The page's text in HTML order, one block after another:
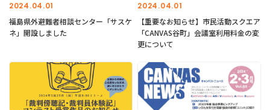
2024.04.01
福島県外避難者相談センター「サスケ
ネ」開設しました
2024.04.01
【重要なお知らせ】市民活動スクエア
「CANVAS谷町」会議室利用料金の変
更について